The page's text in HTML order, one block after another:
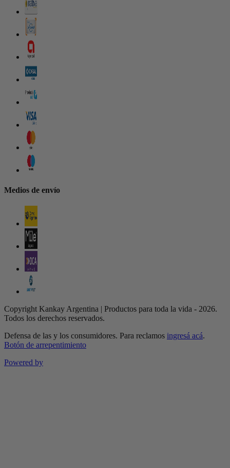
Medios de envío
Copyright Kankay Argentina | Productos para toda la vida - 2026.
Todos los derechos reservados.
Defensa de las y los consumidores. Para reclamos ingresá acá.
Botón de arrepentimiento
Powered by